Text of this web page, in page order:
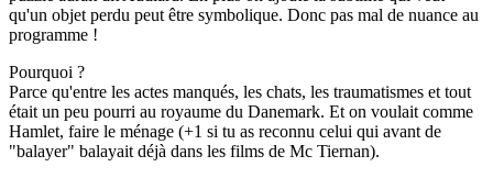
qu'un objet perdu peut être symbolique. Donc pas mal de nuance au
programme !
Pourquoi ?
Parce qu'entre les actes manqués, les chats, les traumatismes et tout
était un peu pourri au royaume du Danemark. Et on voulait comme
Hamlet, faire le ménage (+1 si tu as reconnu celui qui avant de
"balayer" balayait déjà dans les films de Mc Tiernan).